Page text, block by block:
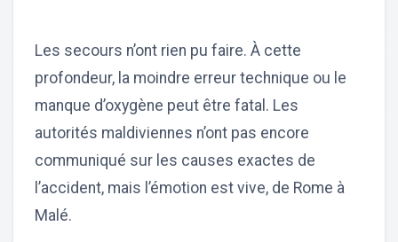
Les secours n’ont rien pu faire. À cette
profondeur, la moindre erreur technique ou le
manque d’oxygène peut être fatal. Les
autorités maldiviennes n’ont pas encore
communiqué sur les causes exactes de
l’accident, mais l’émotion est vive, de Rome à
Malé.